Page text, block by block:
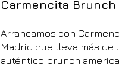
Carmencita Brunch
Arrancamos con
Madrid que lleva más
auténtico brunch